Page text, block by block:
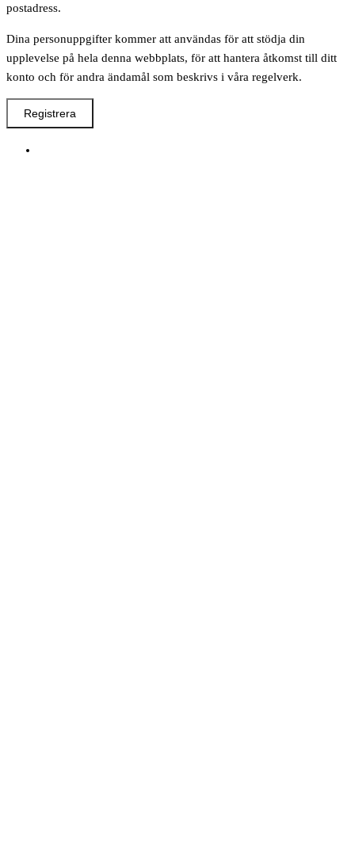
postadress.
Dina personuppgifter kommer att användas för att stödja din
upplevelse på hela denna webbplats, för att hantera åtkomst till ditt
konto och för andra ändamål som beskrivs i våra regelverk.
Registrera